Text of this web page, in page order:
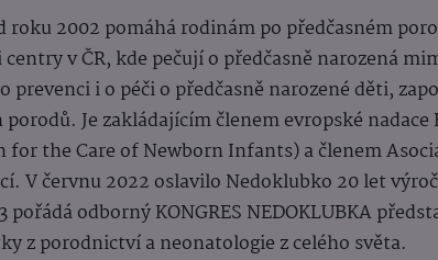
roku 2002 pomáhá rodinám po předčasném
v ČR, kde pečují o předčasně narozená
i o péči o předčasně narozené děti,
Je zakládajícím členem evropské nadace
for the Care of Newborn Infants) a členem
V červnu 2022 oslavilo Nedoklubko 20 let
pořádá odborný KONGRES NEDOKLUBKA
z porodnictví a neonatologie z celého světa.